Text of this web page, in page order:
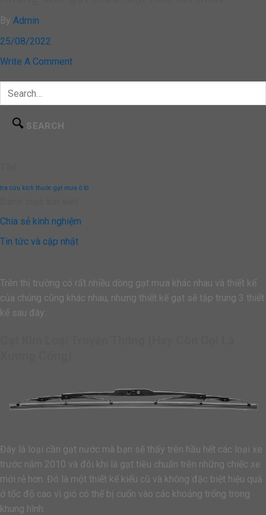
By Admin
25/08/2022
Write A Comment
SEARCH
tra cứu kích thước gạt mưa ô tô
Chia sẻ kinh nghiệm
Tin tức và cập nhật
Trên thị trường có rất nhiều dòng gạt mưa khác nhau và thiết kế
của chúng cũng khác nhau, nhưng thiết kế gạt sẽ tập trung 3 thiết
kế sau đây:
Đây là loại cần gạt nước mà bạn sẽ thấy trên hầu hết các loại xe
trước năm 2010 và đôi khi là gạt tiêu chuẩn trên những chiếc xe
mới rẻ hơn. Đó là một thiết kế kiểu cũ và không đặc biệt hiệu quả
ở tốc độ cao vì gió có thể bị cuốn vào các khoảng trống trong
khung hình.